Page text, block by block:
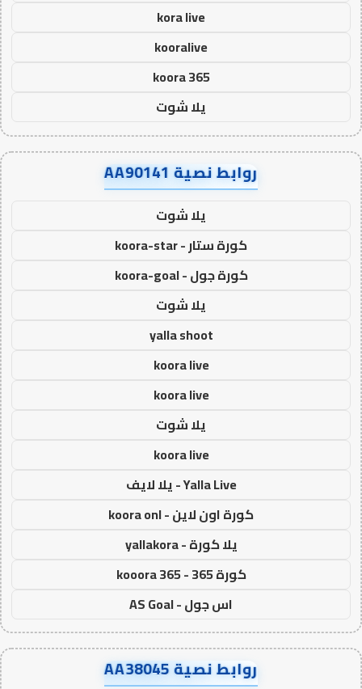
kora live
kooralive
koora 365
يلا شوت
روابط نصية AA90141
يلا شوت
كورة ستار - koora-star
كورة جول - koora-goal
يلا شوت
yalla shoot
koora live
koora live
يلا شوت
koora live
Yalla Live - يلا لايف
كورة اون لاين - koora onl
يلا كورة - yallakora
كورة 365 - kooora 365
اس جول - AS Goal
روابط نصية AA38045